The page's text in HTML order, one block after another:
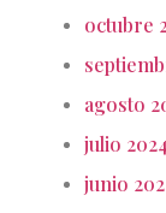
octubre
agosto
julio 2024
junio